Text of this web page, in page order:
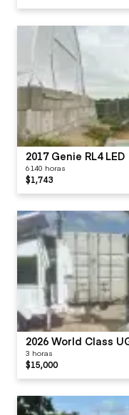
2017 Genie RL4 LED
6140 horas
$1,743
2026 World Class
3 horas
$15,000